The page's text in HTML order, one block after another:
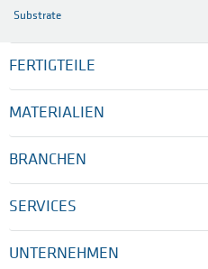
Substrate
FERTIGTEILE
MATERIALIEN
BRANCHEN
SERVICES
UNTERNEHMEN